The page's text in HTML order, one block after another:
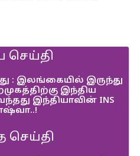
செய்தி
: இலங்கையில் இருந்து
இந்திய
இந்தியாவின் INS
செய்தி